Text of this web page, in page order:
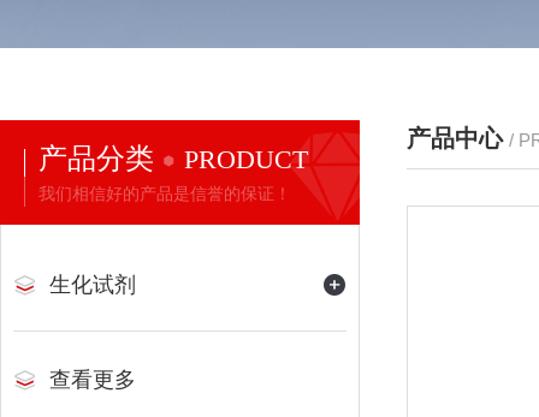
产品分类 PRODUCT
我们相信好的产品是信誉的保证！
生化试剂
查看更多
产品中心 /